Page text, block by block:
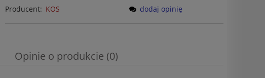
Producent: KOS
dodaj opinię
Opinie o produkcie (0)